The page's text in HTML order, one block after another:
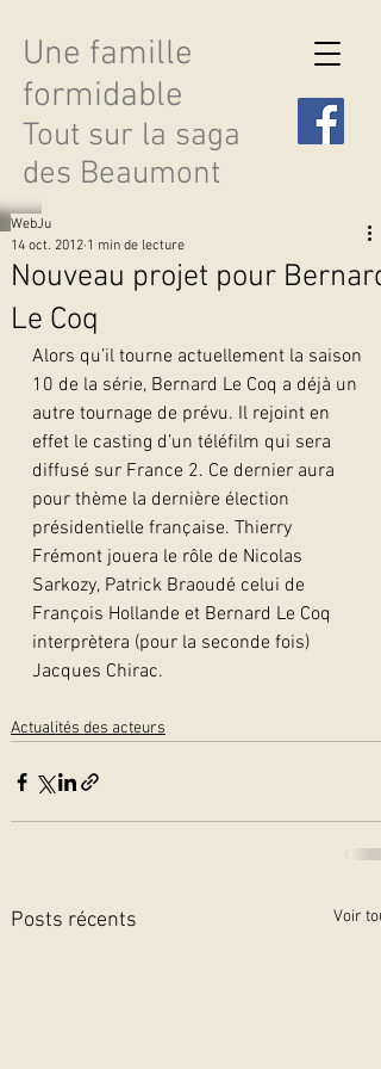
Une famille
formidable
Tout sur la saga
des Beaumont
Nouveau projet pour Bernard
Le Coq
WebJu
14 oct. 2012 1 min de lecture
Alors qu’il tourne actuellement la saison
10 de la série, Bernard Le Coq a déjà un
autre tournage de prévu. Il rejoint en
effet le casting d’un téléfilm qui sera
diffusé sur France 2. Ce dernier aura
pour thème la dernière élection
présidentielle française. Thierry
Frémont jouera le rôle de Nicolas
Sarkozy, Patrick Braoudé celui de
François Hollande et Bernard Le Coq
interprètera (pour la seconde fois)
Jacques Chirac.
Actualités des acteurs
Posts récents Voir tout